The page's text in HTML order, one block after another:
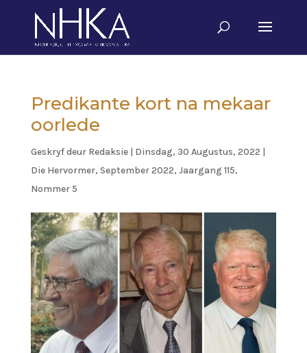
Predikante kort na mekaar
oorlede
Geskryf deur Redaksie| Dinsdag, 30 Augustus, 2022 |
Die Hervormer, September 2022, Jaargang 115,
Nommer 5